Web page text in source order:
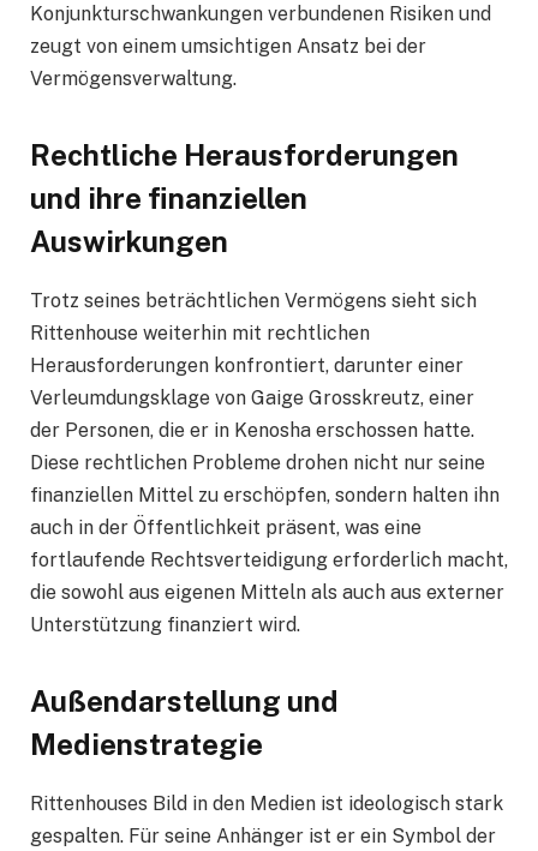
Konjunkturschwankungen verbundenen Risiken und
zeugt von einem umsichtigen Ansatz bei der
Vermögensverwaltung.
Rechtliche Herausforderungen
und ihre finanziellen
Auswirkungen
Trotz seines beträchtlichen Vermögens sieht sich
Rittenhouse weiterhin mit rechtlichen
Herausforderungen konfrontiert, darunter einer
Verleumdungsklage von Gaige Grosskreutz, einer
der Personen, die er in Kenosha erschossen hatte.
Diese rechtlichen Probleme drohen nicht nur seine
finanziellen Mittel zu erschöpfen, sondern halten ihn
auch in der Öffentlichkeit präsent, was eine
fortlaufende Rechtsverteidigung erforderlich macht,
die sowohl aus eigenen Mitteln als auch aus externer
Unterstützung finanziert wird.
Außendarstellung und
Medienstrategie
Rittenhouses Bild in den Medien ist ideologisch stark
gespalten. Für seine Anhänger ist er ein Symbol der